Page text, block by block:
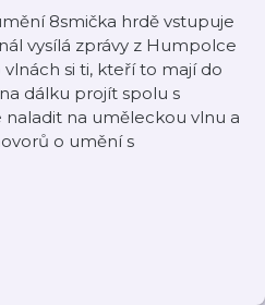
8smička hrdě vstupuje
vysílá zprávy z Humpolce
si ti, kteří to mají do
dálku projít spolu s
naladit na uměleckou vlnu a
o umění s